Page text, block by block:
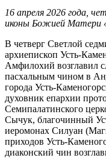
16 апреля 2026 года,
иконы Божией Матери
В четверг Светлой
архиепископ Усть-
Амфилохий возглавил
пасхальным чином в
города Усть-
духовник епархии
Семипалатинского
Сычук, благочинный
иеромонах Силуан
приходов Усть-
диаконский чин